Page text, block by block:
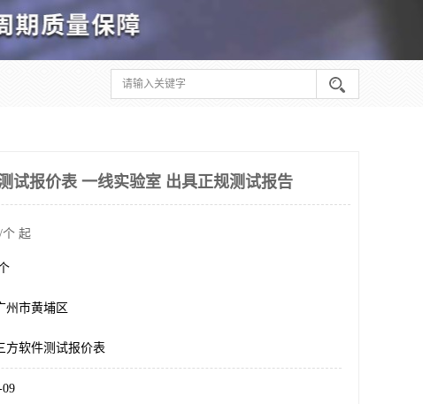
试报价表 一线实验室 出具正规测试报告
个 起
州市黄埔区
方软件测试报价表
09